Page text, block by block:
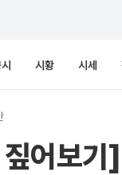
시황 시세
어보